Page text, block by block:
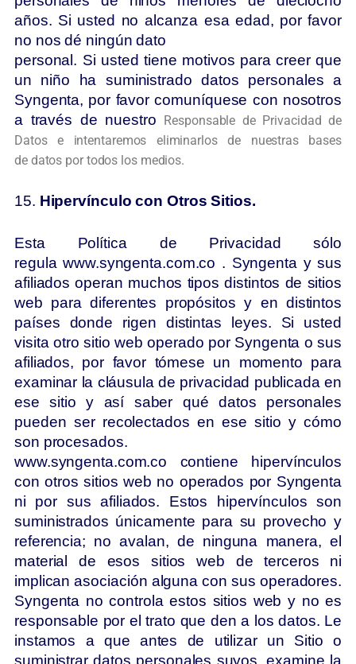
años. Si usted no alcanza esa edad, por favor
no nos dé ningún dato
personal. Si usted tiene motivos para creer que
un niño ha suministrado datos personales a
Syngenta, por favor comuníquese con nosotros
a través de nuestro Responsable de Privacidad de
Datos e intentaremos eliminarlos de nuestras bases
de datos por todos los medios.
15. Hipervínculo con Otros Sitios.
Esta Política de Privacidad sólo
regula www.syngenta.com.co . Syngenta y sus
afiliados operan muchos tipos distintos de sitios
web para diferentes propósitos y en distintos
países donde rigen distintas leyes. Si usted
visita otro sitio web operado por Syngenta o sus
afiliados, por favor tómese un momento para
examinar la cláusula de privacidad publicada en
ese sitio y así saber qué datos personales
pueden ser recolectados en ese sitio y cómo
son procesados.
www.syngenta.com.co contiene hipervínculos
con otros sitios web no operados por Syngenta
ni por sus afiliados. Estos hipervínculos son
suministrados únicamente para su provecho y
referencia; no avalan, de ninguna manera, el
material de esos sitios web de terceros ni
implican asociación alguna con sus operadores.
Syngenta no controla estos sitios web y no es
responsable por el trato que den a los datos. Le
instamos a que antes de utilizar un Sitio o
suministrar datos personales suyos, examine la